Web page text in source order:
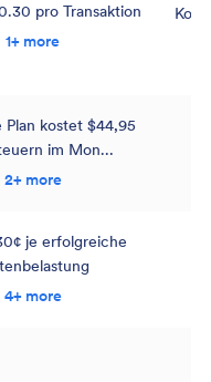
pro Transaktion
1+ more
Plan kostet $44,95
im Mon...
2+ more
je erfolgreiche
4+ more